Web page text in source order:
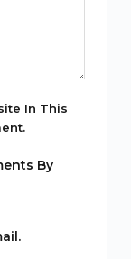
In This
By